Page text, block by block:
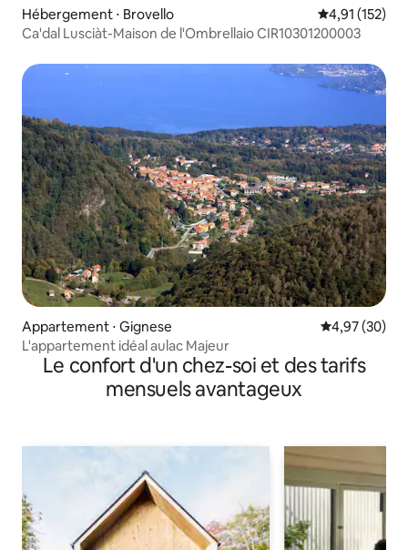
Hébergement ⋅ Brovello Évaluation
4,91 (152)
Ca'dal Lusciàt-Maison de l'Ombrellaio CIR10301200003
Appartement ⋅ Gignese Évaluation
4,97 (30)
L'appartement idéal aulac Majeur
Le confort d'un chez-soi et des tarifs
mensuels avantageux